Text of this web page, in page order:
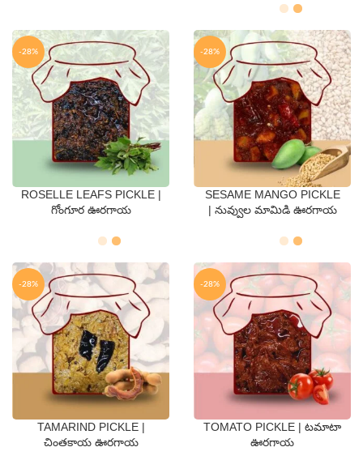
-28%
QTY
ROSELLE LEAFS PICKLE |
గోంగూర ఊరగాయ
-28%
QTY
SESAME MANGO PICKLE
| నువ్వుల మామిడి ఊరగాయ
-28%
QTY
TAMARIND PICKLE |
చింతకాయ ఊరగాయ
-28%
QTY
TOMATO PICKLE | టమాటా
ఊరగాయ